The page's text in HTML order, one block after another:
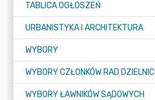
TABLICA OGŁOSZEŃ
URBANISTYKA I ARCHITEKTURA
WYBORY
WYBORY CZŁONKÓW RAD DZIELNIC
WYBORY ŁAWNIKÓW SĄDOWYCH